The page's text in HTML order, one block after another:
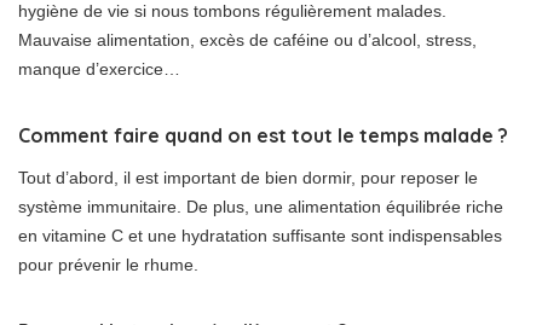
hygiène de vie si nous tombons régulièrement malades.
Mauvaise alimentation, excès de caféine ou d’alcool, stress,
manque d’exercice…
Comment faire quand on est tout le temps malade ?
Tout d’abord, il est important de bien dormir, pour reposer le
système immunitaire. De plus, une alimentation équilibrée riche
en vitamine C et une hydratation suffisante sont indispensables
pour prévenir le rhume.